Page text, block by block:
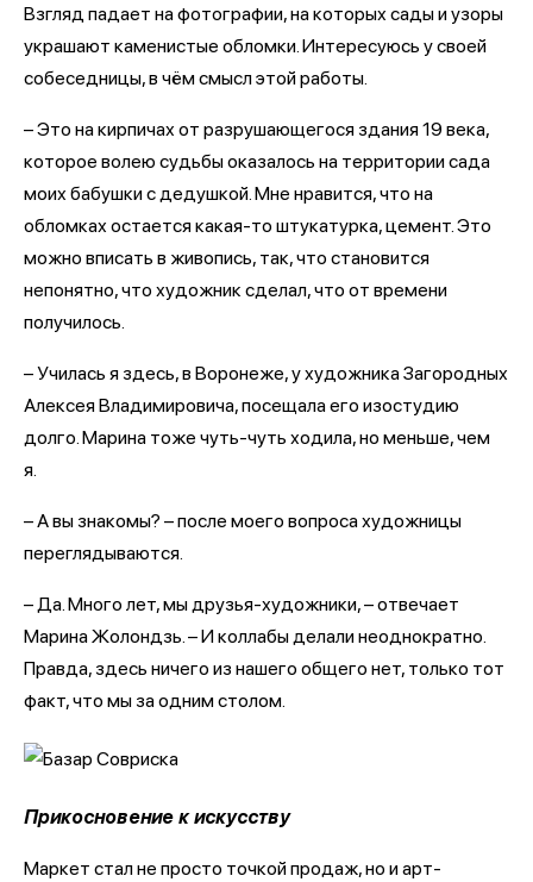
Взгляд падает на фотографии, на которых сады и узоры
украшают каменистые обломки. Интересуюсь у своей
собеседницы, в чём смысл этой работы.
– Это на кирпичах от разрушающегося здания 19 века,
которое волею судьбы оказалось на территории сада
моих бабушки с дедушкой. Мне нравится, что на
обломках остается какая-то штукатурка, цемент. Это
можно вписать в живопись, так, что становится
непонятно, что художник сделал, что от времени
получилось.
– Училась я здесь, в Воронеже, у художника Загородных
Алексея Владимировича, посещала его изостудию
долго. Марина тоже чуть-чуть ходила, но меньше, чем
я.
– А вы знакомы? – после моего вопроса художницы
переглядываются.
– Да. Много лет, мы друзья-художники, – отвечает
Марина Жолондзь. – И коллабы делали неоднократно.
Правда, здесь ничего из нашего общего нет, только тот
факт, что мы за одним столом.
Прикосновение к искусству
Маркет стал не просто точкой продаж, но и арт-